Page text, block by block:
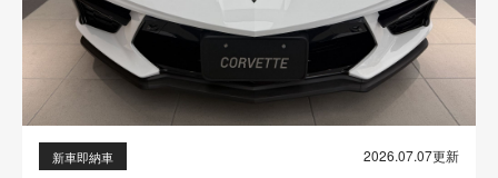
新車即納車 2026.07.07更新